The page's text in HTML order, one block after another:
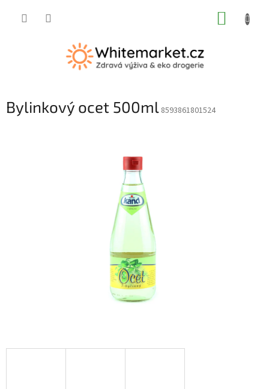
Bylinkový ocet 500ml 8593861801524